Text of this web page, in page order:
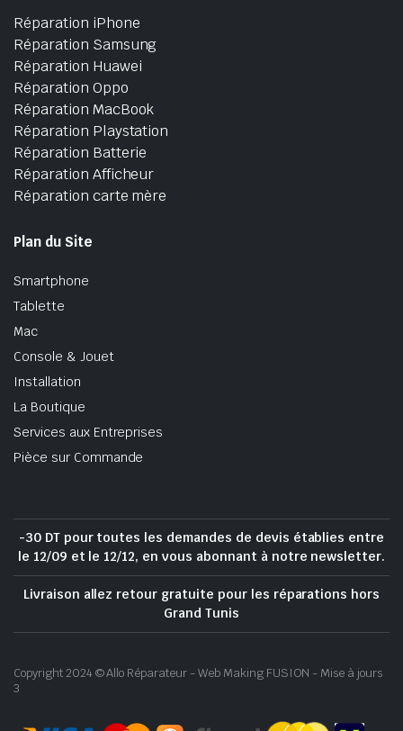
Réparation iPhone
Réparation Samsung
Réparation Huawei
Réparation Oppo
Réparation MacBook
Réparation Playstation
Réparation Batterie
Réparation Afficheur
Réparation carte mère
Plan du Site
Smartphone
Tablette
Mac
Console & Jouet
Installation
La Boutique
Services aux Entreprises
Pièce sur Commande
-30 DT pour toutes les demandes de devis établies entre
le 12/09 et le 12/12, en vous abonnant à notre newsletter.
Livraison allez retour gratuite pour les réparations hors
Grand Tunis
Copyright 2024 © Allo Réparateur - Web Making FUSION - Mise à jours
3